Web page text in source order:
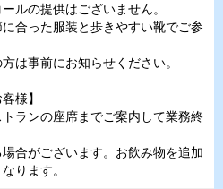
ルの提供はございません。
合った服装と歩きやすい靴でご参
は事前にお知らせください。
様】
ランの座席までご案内して業務終
合がございます。お飲み物を追加
ります。